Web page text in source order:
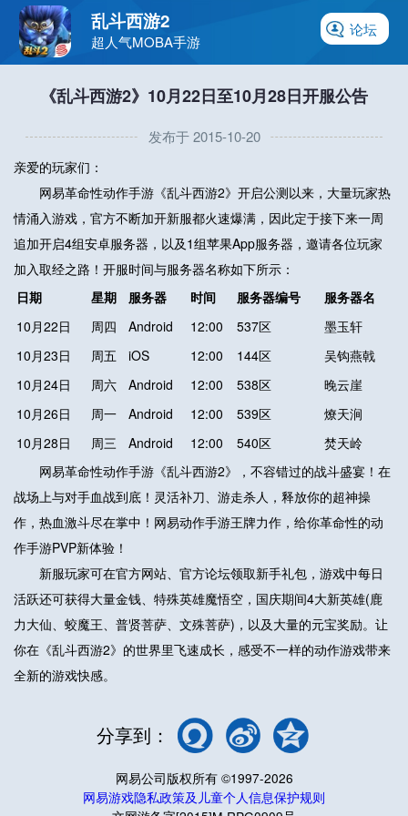
论坛
乱斗西游2
超人气MOBA手游
《乱斗西游2》10月22日至10月28日开服公告
发布于 2015-10-20
亲爱的玩家们：
网易革命性动作手游《乱斗西游2》开启公测以来，大量玩家热
情涌入游戏，官方不断加开新服都火速爆满，因此定于接下来一周
追加开启4组安卓服务器，以及1组苹果App服务器，邀请各位玩家
加入取经之路！开服时间与服务器名称如下所示：
日期
星期 服务器 时间 服务器编号
服务器名
10月22日
周四 Android 12:00 537区
墨玉轩
10月23日
周五 iOS 12:00 144区
吴钩燕戟
10月24日
周六 Android 12:00 538区
晚云崖
10月26日
周一 Android 12:00 539区
燎天涧
10月28日
周三 Android 12:00 540区
焚天岭
网易革命性动作手游《乱斗西游2》，不容错过的战斗盛宴！在
战场上与对手血战到底！灵活补刀、游走杀人，释放你的超神操
作，热血激斗尽在掌中！网易动作手游王牌力作，给你革命性的动
作手游PVP新体验！
新服玩家可在官方网站、官方论坛领取新手礼包，游戏中每日
活跃还可获得大量金钱、特殊英雄魔悟空，国庆期间4大新英雄(鹿
力大仙、蛟魔王、普贤菩萨、文殊菩萨)，以及大量的元宝奖励。让
你在《乱斗西游2》的世界里飞速成长，感受不一样的动作游戏带来
全新的游戏快感。
分享到：
网易公司版权所有 ©1997-2026
网易游戏隐私政策及儿童个人信息保护规则